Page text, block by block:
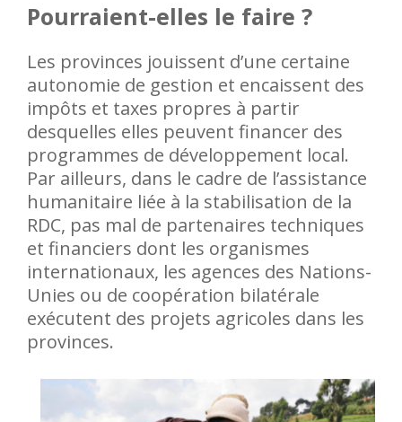
Pourraient-elles le faire ?
Les provinces jouissent d’une certaine
autonomie de gestion et encaissent des
impôts et taxes propres à partir
desquelles elles peuvent financer des
programmes de développement local.
Par ailleurs, dans le cadre de l’assistance
humanitaire liée à la stabilisation de la
RDC, pas mal de partenaires techniques
et financiers dont les organismes
internationaux, les agences des Nations-
Unies ou de coopération bilatérale
exécutent des projets agricoles dans les
provinces.